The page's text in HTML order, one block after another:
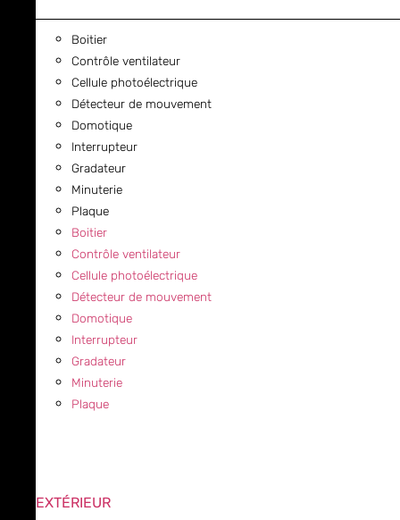
Boitier
Contrôle ventilateur
Cellule photoélectrique
Détecteur de mouvement
Domotique
Interrupteur
Gradateur
Minuterie
Plaque
Boitier
Contrôle ventilateur
Cellule photoélectrique
Détecteur de mouvement
Domotique
Interrupteur
Gradateur
Minuterie
Plaque
EXTÉRIEUR